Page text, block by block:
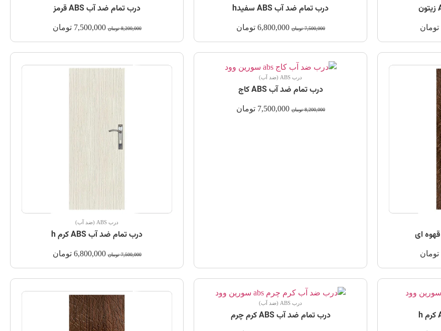
تومان
درب تمام ضد آب ABS سفیدh
7,500,000 تومان 6,800,000 تومان
درب تمام ضد آب ABS قرمز
8,200,000 تومان 7,500,000 تومان
تومان
درب ABS (ضد آب)
درب تمام ضد آب ABS کاج
8,200,000 تومان 7,500,000 تومان
درب ABS (ضد آب)
درب تمام ضد آب ABS کرم h
7,500,000 تومان 6,800,000 تومان
درب ABS (ضد آب)
درب تمام ضد آب ABS کرم چرم